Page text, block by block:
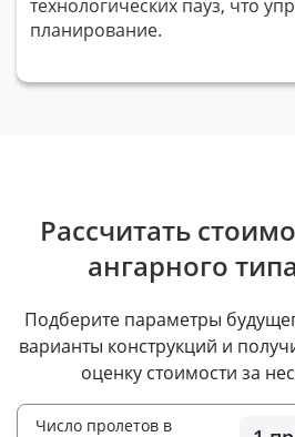
технологических пауз, что
планирование.
Рассчитать
ангарного
Подберите параметры
варианты конструкций и
оценку стоимости за
Число пролетов в